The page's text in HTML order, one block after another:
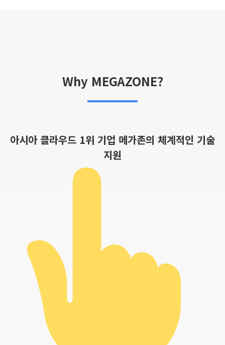
Why MEGAZONE?
아시아 클라우드 1위 기업 메가존의 체계적인 기술
지원